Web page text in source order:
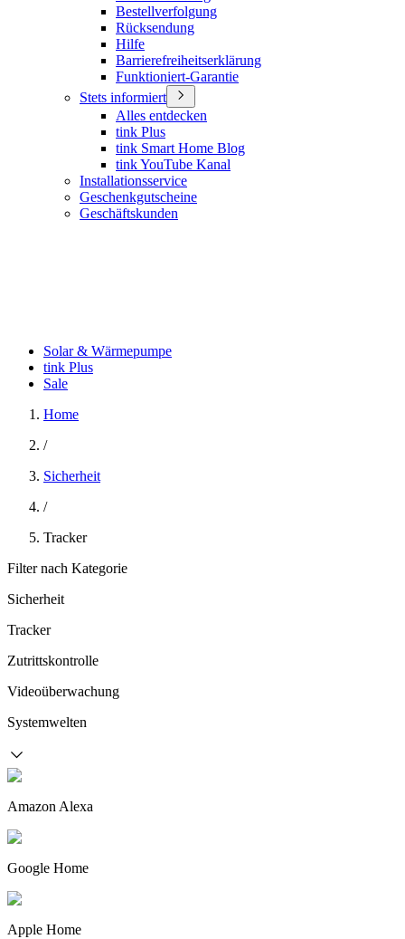
Bestellverfolgung
Rücksendung
Hilfe
Barrierefreiheitserklärung
Funktioniert-Garantie
Stets informiert
Alles entdecken
tink Plus
tink Smart Home Blog
tink YouTube Kanal
Installationsservice
Geschenkgutscheine
Geschäftskunden
Solar & Wärmepumpe
tink Plus
Sale
Home
/
Sicherheit
/
Tracker
Filter nach Kategorie
Sicherheit
Tracker
Zutrittskontrolle
Videoüberwachung
Systemwelten
Amazon Alexa
Google Home
Apple Home